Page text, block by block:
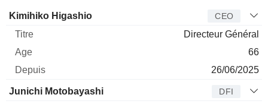
Dirigeant Titre Age
Kimihiko Higashio CEO
Directeur Général
66
26/06/2025
Junichi Motobayashi DFI